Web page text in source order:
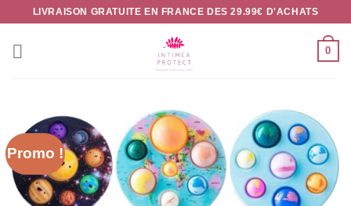
Passer
contenu
LIVRAISON GRATUITE EN FRANCE DES 29.99€ D'ACHATS
0
Promo !